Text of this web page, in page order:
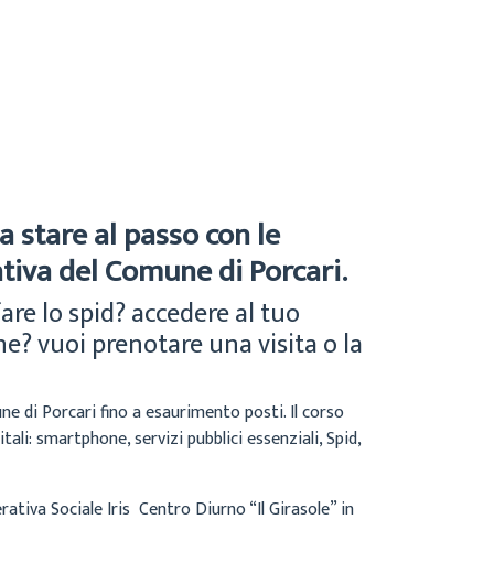
al passo con le
del Comune di Porcari.
lo spid? accedere al tuo
vuoi prenotare una visita o la
di Porcari fino a esaurimento posti. Il corso
smartphone, servizi pubblici essenziali, Spid,
Sociale Iris Centro Diurno “Il Girasole” in